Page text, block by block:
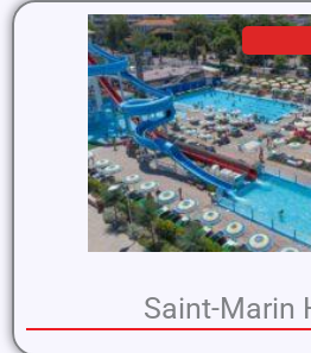
Saint-Marin